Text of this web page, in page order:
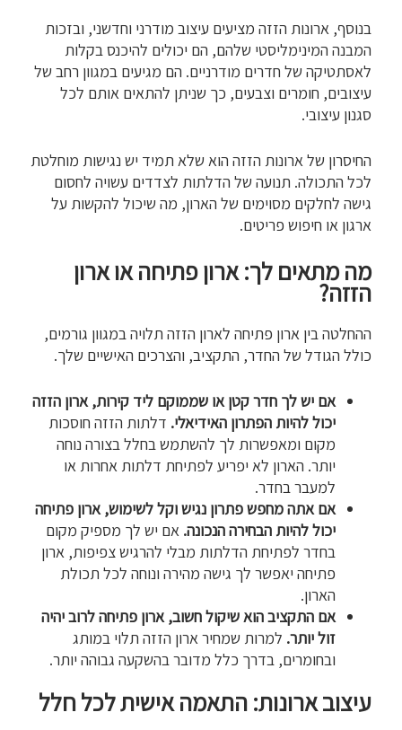
בנוסף, ארונות הזזה מציעים עיצוב מודרני וחדשני, ובזכות
המבנה המינימליסטי שלהם, הם יכולים להיכנס בקלות
לאסתטיקה של חדרים מודרניים. הם מגיעים במגוון רחב של
עיצובים, חומרים וצבעים, כך שניתן להתאים אותם לכל
סגנון עיצובי.
החיסרון של ארונות הזזה הוא שלא תמיד יש נגישות מוחלטת
לכל התכולה. תנועה של הדלתות לצדדים עשויה לחסום
גישה לחלקים מסוימים של הארון, מה שיכול להקשות על
ארגון או חיפוש פריטים.
מה מתאים לך: ארון פתיחה או ארון
הזזה?
ההחלטה בין ארון פתיחה לארון הזזה תלויה במגוון גורמים,
כולל הגודל של החדר, התקציב, והצרכים האישיים שלך.
אם יש לך חדר קטן או שממוקם ליד קירות, ארון הזזה
יכול להיות הפתרון האידיאלי. דלתות הזזה חוסכות
מקום ומאפשרות לך להשתמש בחלל בצורה נוחה
יותר. הארון לא יפריע לפתיחת דלתות אחרות או
למעבר בחדר.
אם אתה מחפש פתרון נגיש וקל לשימוש, ארון פתיחה
יכול להיות הבחירה הנכונה. אם יש לך מספיק מקום
בחדר לפתיחת הדלתות מבלי להרגיש צפיפות, ארון
פתיחה יאפשר לך גישה מהירה ונוחה לכל תכולת
הארון.
אם התקציב הוא שיקול חשוב, ארון פתיחה לרוב יהיה
זול יותר. למרות שמחיר ארון הזזה תלוי במותג
ובחומרים, בדרך כלל מדובר בהשקעה גבוהה יותר.
עיצוב ארונות: התאמה אישית לכל חלל